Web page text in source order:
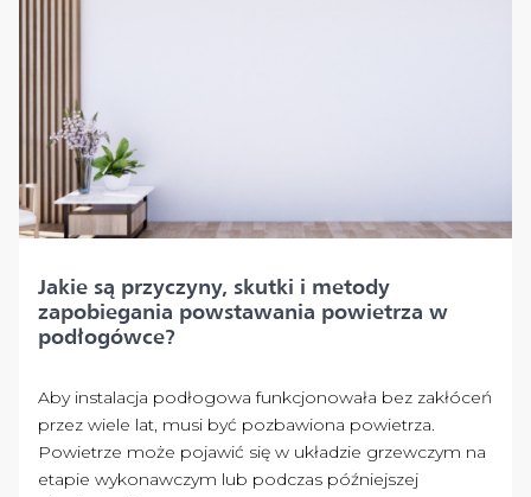
Jakie są przyczyny, skutki i metody
zapobiegania powstawania powietrza w
podłogówce?
Aby instalacja podłogowa funkcjonowała bez zakłóceń
przez wiele lat, musi być pozbawiona powietrza.
Powietrze może pojawić się w układzie grzewczym na
etapie wykonawczym lub podczas późniejszej